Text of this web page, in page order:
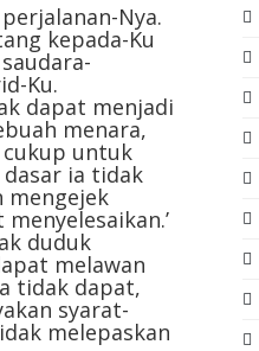
Nya.
kepada-Ku
Ku.
dapat menjadi
menara,
untuk
dasar ia tidak
mengejek
duduk
melawan
tidak dapat,
syarat-
melepaskan